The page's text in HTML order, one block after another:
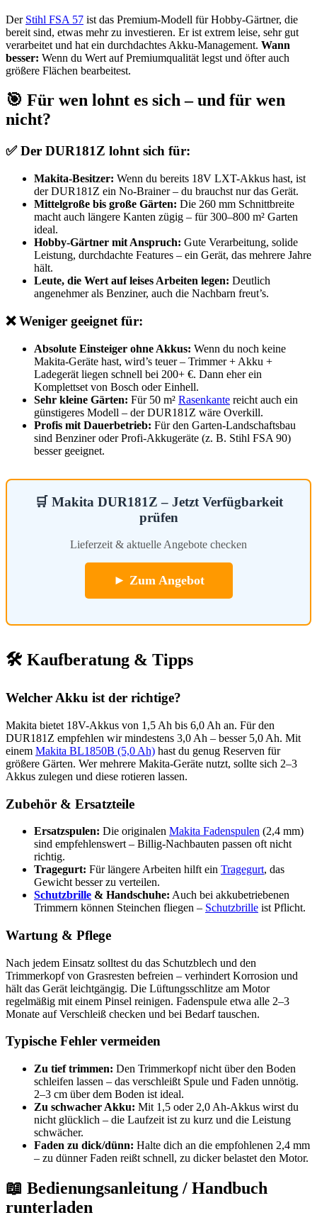
Der Stihl FSA 57 ist das Premium-Modell für Hobby-Gärtner, die
bereit sind, etwas mehr zu investieren. Er ist extrem leise, sehr gut
verarbeitet und hat ein durchdachtes Akku-Management. Wann
besser: Wenn du Wert auf Premiumqualität legst und öfter auch
größere Flächen bearbeitest.
🎯 Für wen lohnt es sich – und für wen
nicht?
✅ Der DUR181Z lohnt sich für:
Makita-Besitzer: Wenn du bereits 18V LXT-Akkus hast, ist
der DUR181Z ein No-Brainer – du brauchst nur das Gerät.
Mittelgroße bis große Gärten: Die 260 mm Schnittbreite
macht auch längere Kanten zügig – für 300–800 m² Garten
ideal.
Hobby-Gärtner mit Anspruch: Gute Verarbeitung, solide
Leistung, durchdachte Features – ein Gerät, das mehrere Jahre
hält.
Leute, die Wert auf leises Arbeiten legen: Deutlich
angenehmer als Benziner, auch die Nachbarn freut’s.
❌ Weniger geeignet für:
Absolute Einsteiger ohne Akkus: Wenn du noch keine
Makita-Geräte hast, wird’s teuer – Trimmer + Akku +
Ladegerät liegen schnell bei 200+ €. Dann eher ein
Komplettset von Bosch oder Einhell.
Sehr kleine Gärten: Für 50 m² Rasenkante reicht auch ein
günstigeres Modell – der DUR181Z wäre Overkill.
Profis mit Dauerbetrieb: Für den Garten-Landschaftsbau
sind Benziner oder Profi-Akkugeräte (z. B. Stihl FSA 90)
besser geeignet.
🛒 Makita DUR181Z – Jetzt Verfügbarkeit
prüfen
Lieferzeit & aktuelle Angebote checken
► Zum Angebot
🛠️ Kaufberatung & Tipps
Welcher Akku ist der richtige?
Makita bietet 18V-Akkus von 1,5 Ah bis 6,0 Ah an. Für den
DUR181Z empfehlen wir mindestens 3,0 Ah – besser 5,0 Ah. Mit
einem Makita BL1850B (5,0 Ah) hast du genug Reserven für
größere Gärten. Wer mehrere Makita-Geräte nutzt, sollte sich 2–3
Akkus zulegen und diese rotieren lassen.
Zubehör & Ersatzteile
Ersatzspulen: Die originalen Makita Fadenspulen (2,4 mm)
sind empfehlenswert – Billig-Nachbauten passen oft nicht
richtig.
Tragegurt: Für längere Arbeiten hilft ein Tragegurt, das
Gewicht besser zu verteilen.
Schutzbrille & Handschuhe: Auch bei akkubetriebenen
Trimmern können Steinchen fliegen – Schutzbrille ist Pflicht.
Wartung & Pflege
Nach jedem Einsatz solltest du das Schutzblech und den
Trimmerkopf von Grasresten befreien – verhindert Korrosion und
hält das Gerät leichtgängig. Die Lüftungsschlitze am Motor
regelmäßig mit einem Pinsel reinigen. Fadenspule etwa alle 2–3
Monate auf Verschleiß checken und bei Bedarf tauschen.
Typische Fehler vermeiden
Zu tief trimmen: Den Trimmerkopf nicht über den Boden
schleifen lassen – das verschleißt Spule und Faden unnötig.
2–3 cm über dem Boden ist ideal.
Zu schwacher Akku: Mit 1,5 oder 2,0 Ah-Akkus wirst du
nicht glücklich – die Laufzeit ist zu kurz und die Leistung
schwächer.
Faden zu dick/dünn: Halte dich an die empfohlenen 2,4 mm
– zu dünner Faden reißt schnell, zu dicker belastet den Motor.
📖 Bedienungsanleitung / Handbuch
runterladen